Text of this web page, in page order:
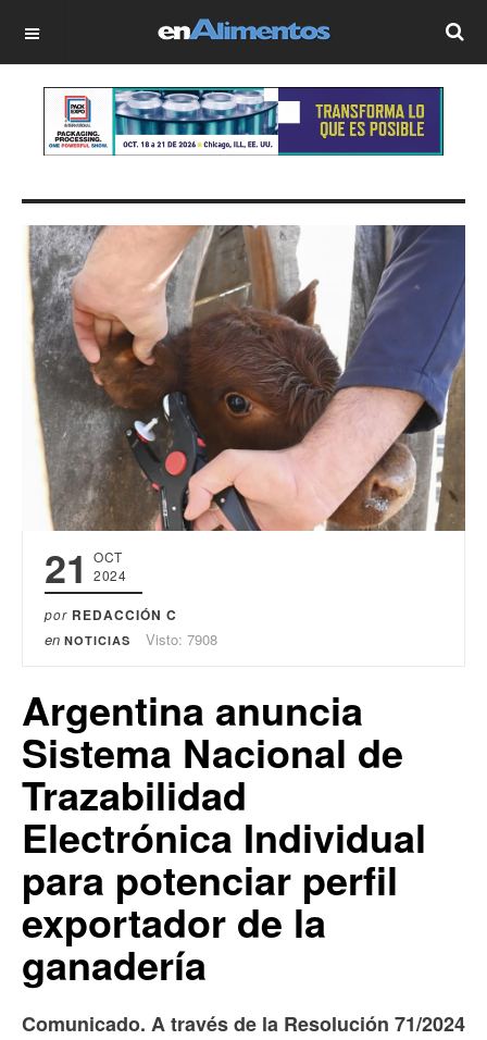
OFF CANVAS
21
OCT
2024
por REDACCIÓN C
en NOTICIAS Visto: 7908
Argentina anuncia
Sistema Nacional de
Trazabilidad
Electrónica Individual
para potenciar perfil
exportador de la
ganadería
Comunicado. A través de la Resolución 71/2024